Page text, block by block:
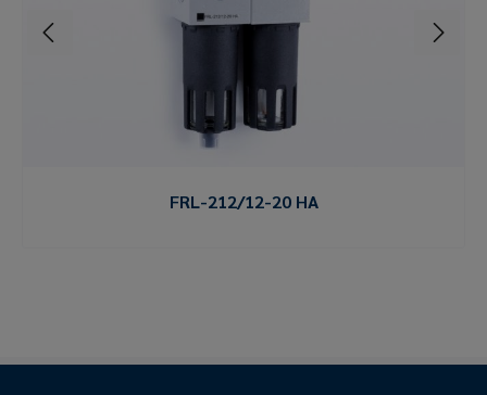
FRL-212/12-20 HA